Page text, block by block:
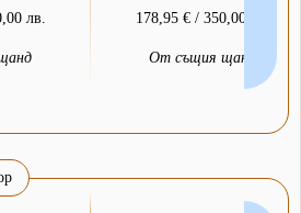
лв.
178,95 € / 350,00 лв.
От същия щанд